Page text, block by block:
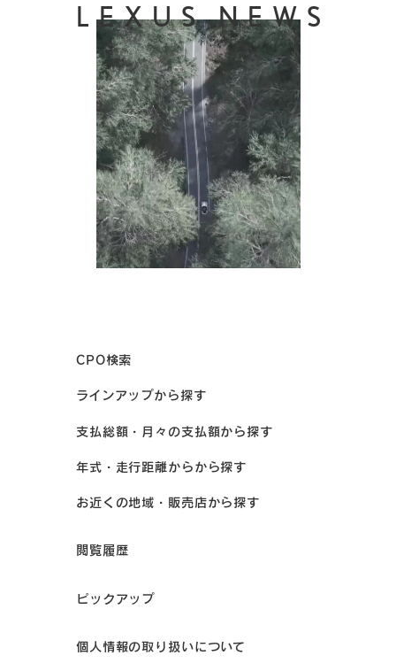
LEXUS NEWS
CPO検索
ラインアップから探す
支払総額・月々の支払額から探す
年式・走行距離からから探す
お近くの地域・販売店から探す
閲覧履歴
ピックアップ
個人情報の取り扱いについて